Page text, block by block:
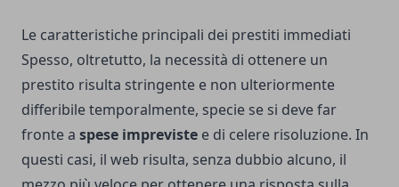
Le caratteristiche principali dei prestiti immediati
Spesso, oltretutto, la necessità di ottenere un
prestito risulta stringente e non ulteriormente
differibile temporalmente, specie se si deve far
fronte a spese impreviste e di celere risoluzione. In
questi casi, il web risulta, senza dubbio alcuno, il